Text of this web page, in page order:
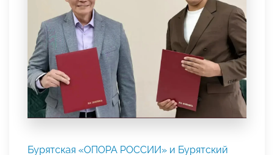
Бурятская «ОПОРА РОССИИ» и Бурятский